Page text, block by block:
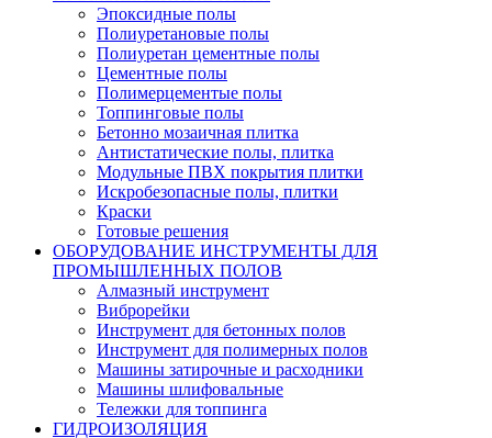
Эпоксидные полы
Полиуретановые полы
Полиуретан цементные полы
Цементные полы
Полимерцементые полы
Топпинговые полы
Бетонно мозаичная плитка
Антистатические полы, плитка
Модульные ПВХ покрытия плитки
Искробезопасные полы, плитки
Краски
Готовые решения
ОБОРУДОВАНИЕ ИНСТРУМЕНТЫ ДЛЯ
ПРОМЫШЛЕННЫХ ПОЛОВ
Алмазный инструмент
Виброрейки
Инструмент для бетонных полов
Инструмент для полимерных полов
Машины затирочные и расходники
Машины шлифовальные
Тележки для топпинга
ГИДРОИЗОЛЯЦИЯ